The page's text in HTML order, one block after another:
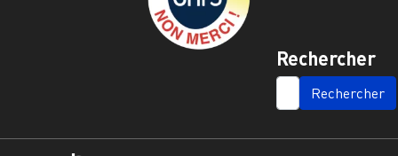
Rechercher
SEARCH